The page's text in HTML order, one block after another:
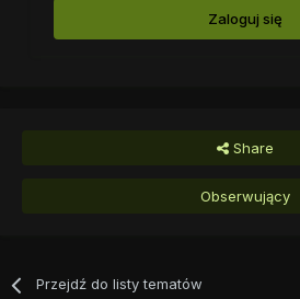
Zaloguj się
Share
Obserwujący
Przejdź do listy tematów